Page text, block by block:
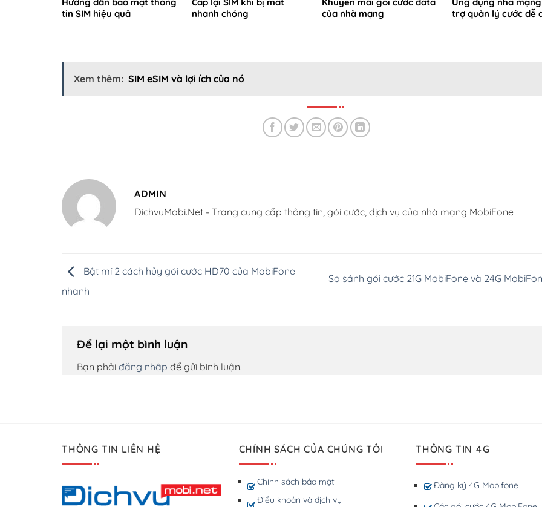
tin SIM hiệu quả
nhanh chóng
của nhà mạng
trợ quản lý cước dễ
Xem thêm: SIM eSIM và lợi ích của nó
ADMIN
DichvuMobi.Net - Trang cung cấp thông tin, gói cước, dịch vụ của nhà mạng MobiFone
Bật mí 2 cách hủy gói cước HD70 của MobiFone
nhanh
So sánh gói cước 21G MobiFone và 24G
Để lại một bình luận
Bạn phải đăng nhập để gửi bình luận.
THÔNG TIN LIÊN HỆ CHÍNH SÁCH CỦA CHÚNG TÔI
Chính sách bảo mật
Điều khoản và dịch vụ
THÔNG TIN 4G
Đăng ký 4G Mobifone